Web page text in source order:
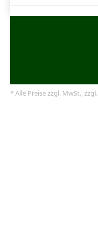
* Alle Preise zzgl. MwSt., zzgl.